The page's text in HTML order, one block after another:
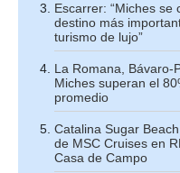
Escarrer: “Miches se
destino más
turismo de lujo”
La Romana, Bávaro-
Miches superan el
promedio
Catalina Sugar
de MSC Cruises en
Casa de Campo